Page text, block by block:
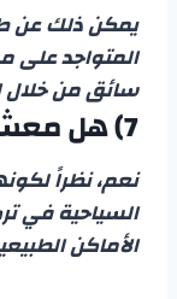
يمكن ذلك عن
المتواجد على
سائق من خلال
7) هل
نعم، نظراً
السياحية في
الأماكن